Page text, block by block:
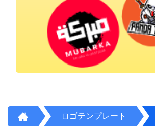
ロゴテンプレート